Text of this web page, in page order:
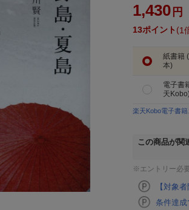
1,430 円
13ポイント 1
紙書籍
本)
電子書
天
楽天Kobo電子書
この商品が関
※エントリー必
【対象
条件達